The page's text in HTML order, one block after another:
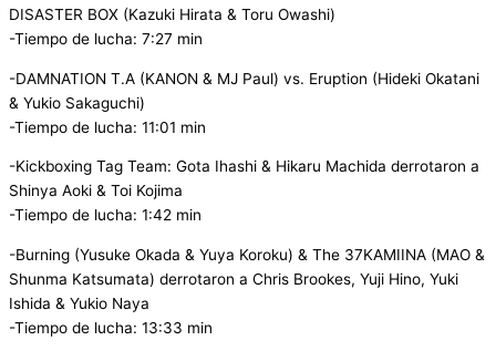
DISASTER BOX (Kazuki Hirata & Toru Owashi)
-Tiempo de lucha: 7:27 min
-DAMNATION T.A (KANON & MJ Paul) vs. Eruption (Hideki Okatani
& Yukio Sakaguchi)
-Tiempo de lucha: 11:01 min
-Kickboxing Tag Team: Gota Ihashi & Hikaru Machida derrotaron a
Shinya Aoki & Toi Kojima
-Tiempo de lucha: 1:42 min
-Burning (Yusuke Okada & Yuya Koroku) & The 37KAMIINA (MAO &
Shunma Katsumata) derrotaron a Chris Brookes, Yuji Hino, Yuki
Ishida & Yukio Naya
-Tiempo de lucha: 13:33 min